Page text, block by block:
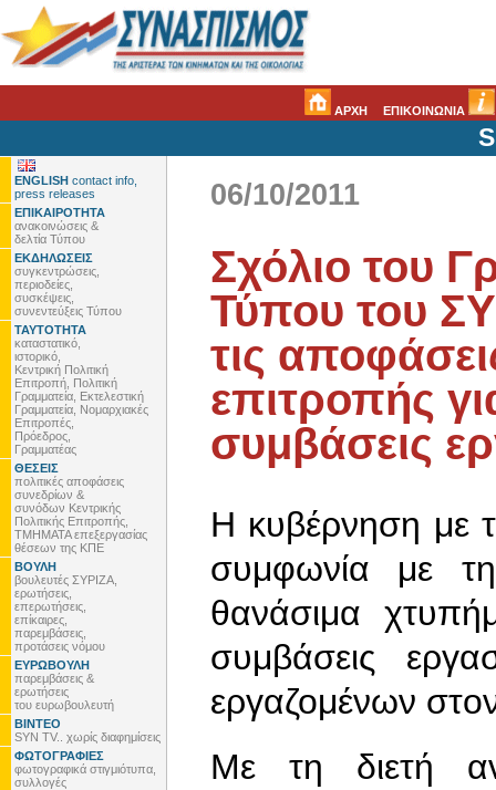
ΑΡΧΗ ΕΠΙΚΟΙΝΩΝΙΑ
ENGLISH contact info,
press releases
ΕΠΙΚΑΙΡΟΤΗΤΑ
ανακοινώσεις &
δελτία Τύπου
ΕΚΔΗΛΩΣΕΙΣ
συγκεντρώσεις,
περιοδείες,
συσκέψεις,
συνεντεύξεις Τύπου
ΤΑΥΤΟΤΗΤΑ
καταστατικό,
ιστορικό,
Κεντρική Πολιτική
Επιτροπή, Πολιτική
Γραμματεία, Εκτελεστική
Γραμματεία, Νομαρχιακές
Επιτροπές,
Πρόεδρος,
Γραμματέας
ΘΕΣΕΙΣ
πολιτικές αποφάσεις
συνεδρίων &
συνόδων Κεντρικής
Πολιτικής Επιτροπής,
ΤΜΗΜΑΤΑ επεξεργασίας
θέσεων της ΚΠΕ
ΒΟΥΛΗ
βουλευτές ΣΥΡΙΖΑ,
ερωτήσεις,
επερωτήσεις,
επίκαιρες,
παρεμβάσεις,
προτάσεις νόμου
ΕΥΡΩΒΟΥΛΗ
παρεμβάσεις &
ερωτήσεις
του ευρωβουλευτή
ΒΙΝΤΕΟ
SYN TV.. χωρίς διαφημίσεις
ΦΩΤΟΓΡΑΦΙΕΣ
φωτογραφικά στιγμιότυπα,
συλλογές
06/10/2011
Σχόλιο του
Τύπου του
τις
επιτροπής
συμβάσεις
Η κυβέρνηση με
συμφωνία με
θανάσιμα
συμβάσεις
εργαζομένων
Με τη διετή